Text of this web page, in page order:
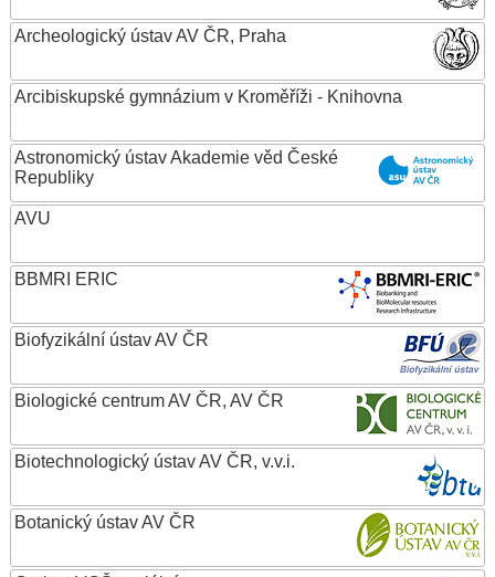
Archeologický ústav AV ČR, Praha
Arcibiskupské gymnázium v Kroměříži - Knihovna
Astronomický ústav Akademie věd České
Republiky
AVU
BBMRI ERIC
Biofyzikální ústav AV ČR
Biologické centrum AV ČR, AV ČR
Biotechnologický ústav AV ČR, v.v.i.
Botanický ústav AV ČR